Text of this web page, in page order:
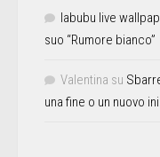
labubu live
suo “Rumore bianco”
Valentina su
una fine o un nuovo